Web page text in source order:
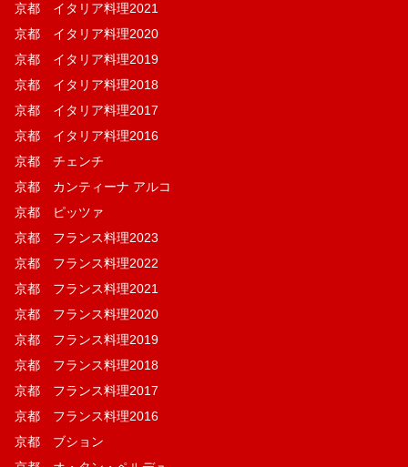
京都 イタリア料理2021
京都 イタリア料理2020
京都 イタリア料理2019
京都 イタリア料理2018
京都 イタリア料理2017
京都 イタリア料理2016
京都 チェンチ
京都 カンティーナ アルコ
京都 ピッツァ
京都 フランス料理2023
京都 フランス料理2022
京都 フランス料理2021
京都 フランス料理2020
京都 フランス料理2019
京都 フランス料理2018
京都 フランス料理2017
京都 フランス料理2016
京都 ブション